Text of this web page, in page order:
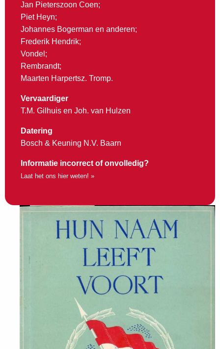
Jan Pieterszoon Coen;
Piet Heyn;
Johannes Bogerman en anderen;
Frederik Hendrik;
Vondel;
Rembrandt;
Maarten Harpertsz. Tromp.
Vervaardiger
T.M. Gilhuis en Joh. van Hulzen
Datering
Bosch & Keuning N.V. Baarn
Informatie incorrect of onvolledig?
Laat het ons hier weten! »